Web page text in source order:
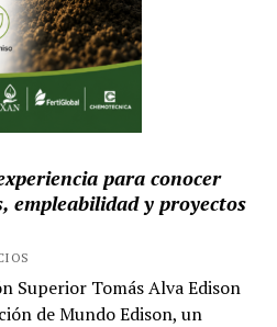
para conocer
empleabilidad y proyectos
Superior Tomás Alva Edison
de Mundo Edison, un